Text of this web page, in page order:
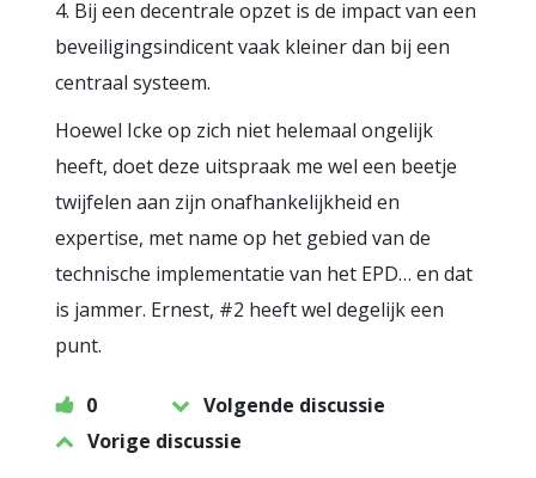
4. Bij een decentrale opzet is de impact van een
beveiligingsindicent vaak kleiner dan bij een
centraal systeem.
Hoewel Icke op zich niet helemaal ongelijk
heeft, doet deze uitspraak me wel een beetje
twijfelen aan zijn onafhankelijkheid en
expertise, met name op het gebied van de
technische implementatie van het EPD… en dat
is jammer. Ernest, #2 heeft wel degelijk een
punt.
0
Volgende discussie
Vorige discussie